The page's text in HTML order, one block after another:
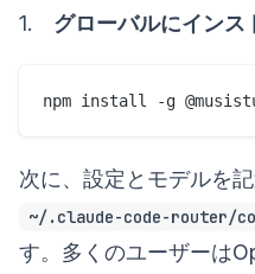
1. グローバルにインス
次に、設定とモデルを
~/.claude-code-router/
す。多くのユーザーは